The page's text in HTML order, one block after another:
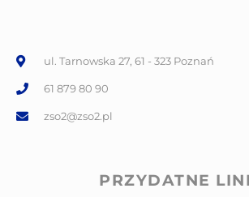
ul. Tarnowska 27, 61 - 323 Poznań
61 879 80 90
zso2@zso2.pl
PRZYDATNE